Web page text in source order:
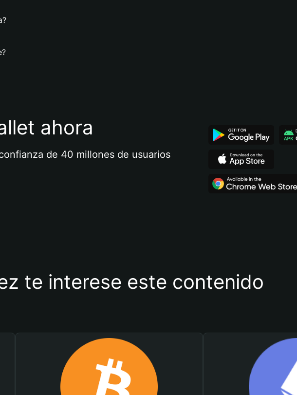
ahora
de 40 millones de usuarios
te interese este contenido